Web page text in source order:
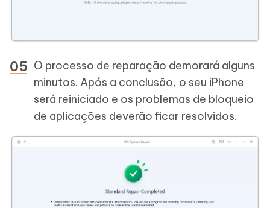
O processo de reparação demorará alguns
minutos. Após a conclusão, o seu iPhone
será reiniciado e os problemas de bloqueio
de aplicações deverão ficar resolvidos.